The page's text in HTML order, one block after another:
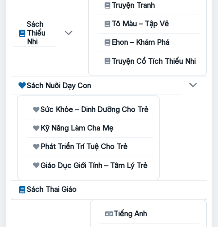
Sách
Thiếu
Nhi
Truyện Tranh
Tô Màu – Tập Vẽ
Ehon – Khám Phá
Truyện Cổ Tích Thiếu Nhi
Sách Nuôi Dạy Con
Sức Khỏe – Dinh Dưỡng Cho Trẻ
Kỹ Năng Làm Cha Mẹ
Phát Triển Trí Tuệ Cho Trẻ
Giáo Dục Giới Tính – Tâm Lý Trẻ
Sách Thai Giáo
Tiếng Anh